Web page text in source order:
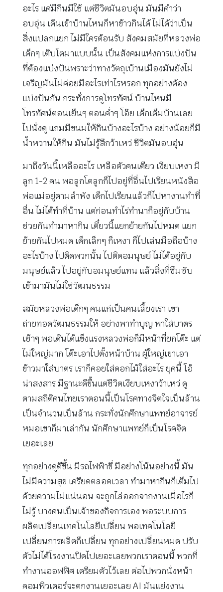
อะไร แค่มีกินมีใช้ แต่ชีวิตมันอบอุ่น มันมีคำว่า
อบอุ่น เดินเข้าบ้านไหนก็หาข้าวกินได้ ไม่ได้ว่าเป็น
สิ่งแปลกแยก ไม่มีใครต้อนรับ สังคมสมัยที่หลวงพ่อ
เด็กๆ เติบโตมาแบบนั้น เป็นสังคมแห่งการแบ่งปัน
ที่ต้องแบ่งปันพราะว่าทางวัตถุเบ้านเมืองมันยังไม่
เจริญมันไม่ค่อยมีอะไรเท่าไรหรอก ทุกอย่างต้อง
แบ่งปันกัน กระทั่งการดูโทรทัศน์ บ้านไหนมี
โทรทัศน์ตอนเย็นๆ ตอนค่ำๆ โอ๊ย เด็กเต็มบ้านเลย
ไปนั่งดู แถมมีขนมให้กินบ้างอะไรบ้าง อย่างน้อยก็มี
น้ำหวานให้กิน มันไม่รู้สึกว้าเหว่ ชีวิตมันอบอุ่น
มาถึงวันนี้เหลืออะไร เหลือตัวคนเดียว เงียบเหงา มี
ลูก 1-2 คน พอลูกโตลูกก็ไปอยู่ที่อื่นไปเรียนหนังสือ
พ่อแม่อยู่ตามลำพัง เด็กไปเรียนแล้วก็ไปหางานทำที่
อื่น ไม่ได้ทำที่บ้าน แต่ก่อนทำไร่ทำนาก็อยู่กับบ้าน
ช่วยกันทำมาหากิน เดี๋ยวนี้แยกย้ายกันไปหมด แยก
ย้ายกันไปหมด เด็กเล็กๆ ก็เหงา ก็ไปเล่นมือถือบ้าง
อะไรบ้าง ไปติดพวกนั้น ไปติดอมนุษย์ ไม่ได้อยู่กับ
มนุษย์แล้ว ไปอยู่กับอมนุษย์แทน แล้วสิ่งที่ซึมซับ
เข้ามามันไม่ใช่วัฒนธรรม
สมัยหลวงพ่อเด็กๆ คนแก่เป็นคนเลี้ยงเรา เขา
ถ่ายทอดวัฒนธรรมให้ อย่างพาทำบุญ พาใส่บาตร
เช้าๆ พอเดินได้แข็งแรงหลวงพ่อก็มีหน้าที่ยกโต๊ะ แต่
ไม่ใหญ่มาก โต๊ะเอาไปตั้งหน้าบ้าน ผู้ใหญ่เขาเอา
ข้าวมาใส่บาตร เราก็คอยใส่ดอกไม้ใส่อะไร ยุคนี้ โอ้
น่าสงสาร มีฐานะดีขึ้นแต่ชีวิตเงียบเหงาว้าเหว่ ดู
ตามสถิติคนไทยเราตอนนี้เป็นโรคทางจิตใจเป็นล้าน
เป็นจำนวนเป็นล้าน กระทั่งนักศึกษาแพทย์อาจารย์
หมอเขาก็มาเล่ากัน นักศึกษาแพทย์ก็เป็นโรคจิต
เยอะเลย
ทุกอย่างดูดีขึ้น มีรถไฟฟ้าขี่ มีอย่างโน้นอย่างนี้ มัน
ไม่มีความสุข เครียดตลอดเวลา ทำมาหากินก็เต็มไป
ด้วยความไม่แน่นอน จะถูกไล่ออกจากงานเมื่อไรก็
ไม่รู้ บางคนเป็นเจ้าของกิจการเอง พอระบบการ
ผลิตเปลี่ยนเทคโนโลยีเปลี่ยน พอเทคโนโลยี
เปลี่ยนการผลิตก็เปลี่ยน ทุกอย่างเปลี่ยนหมด ปรับ
ตัวไม่ได้โรงงานปิดไปเยอะเลยพวกเราตอนนี้ พวกที่
ทำงานออฟฟิศ เตรียมตัวไว้เลย ต่อไปพวกนั่งหน้า
คอมพิวเตอร์จะตกงานเยอะเลย AI มันแย่งงาน